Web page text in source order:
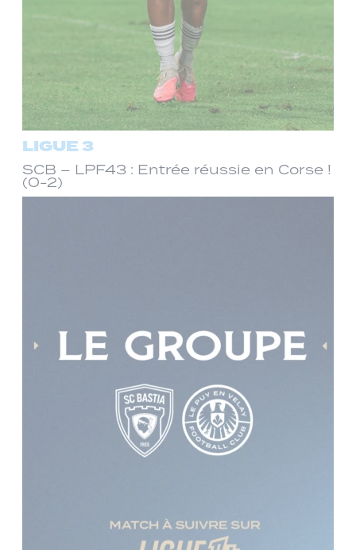
LIGUE 3
SCB – LPF43 : Entrée réussie en Corse !
(0-2)